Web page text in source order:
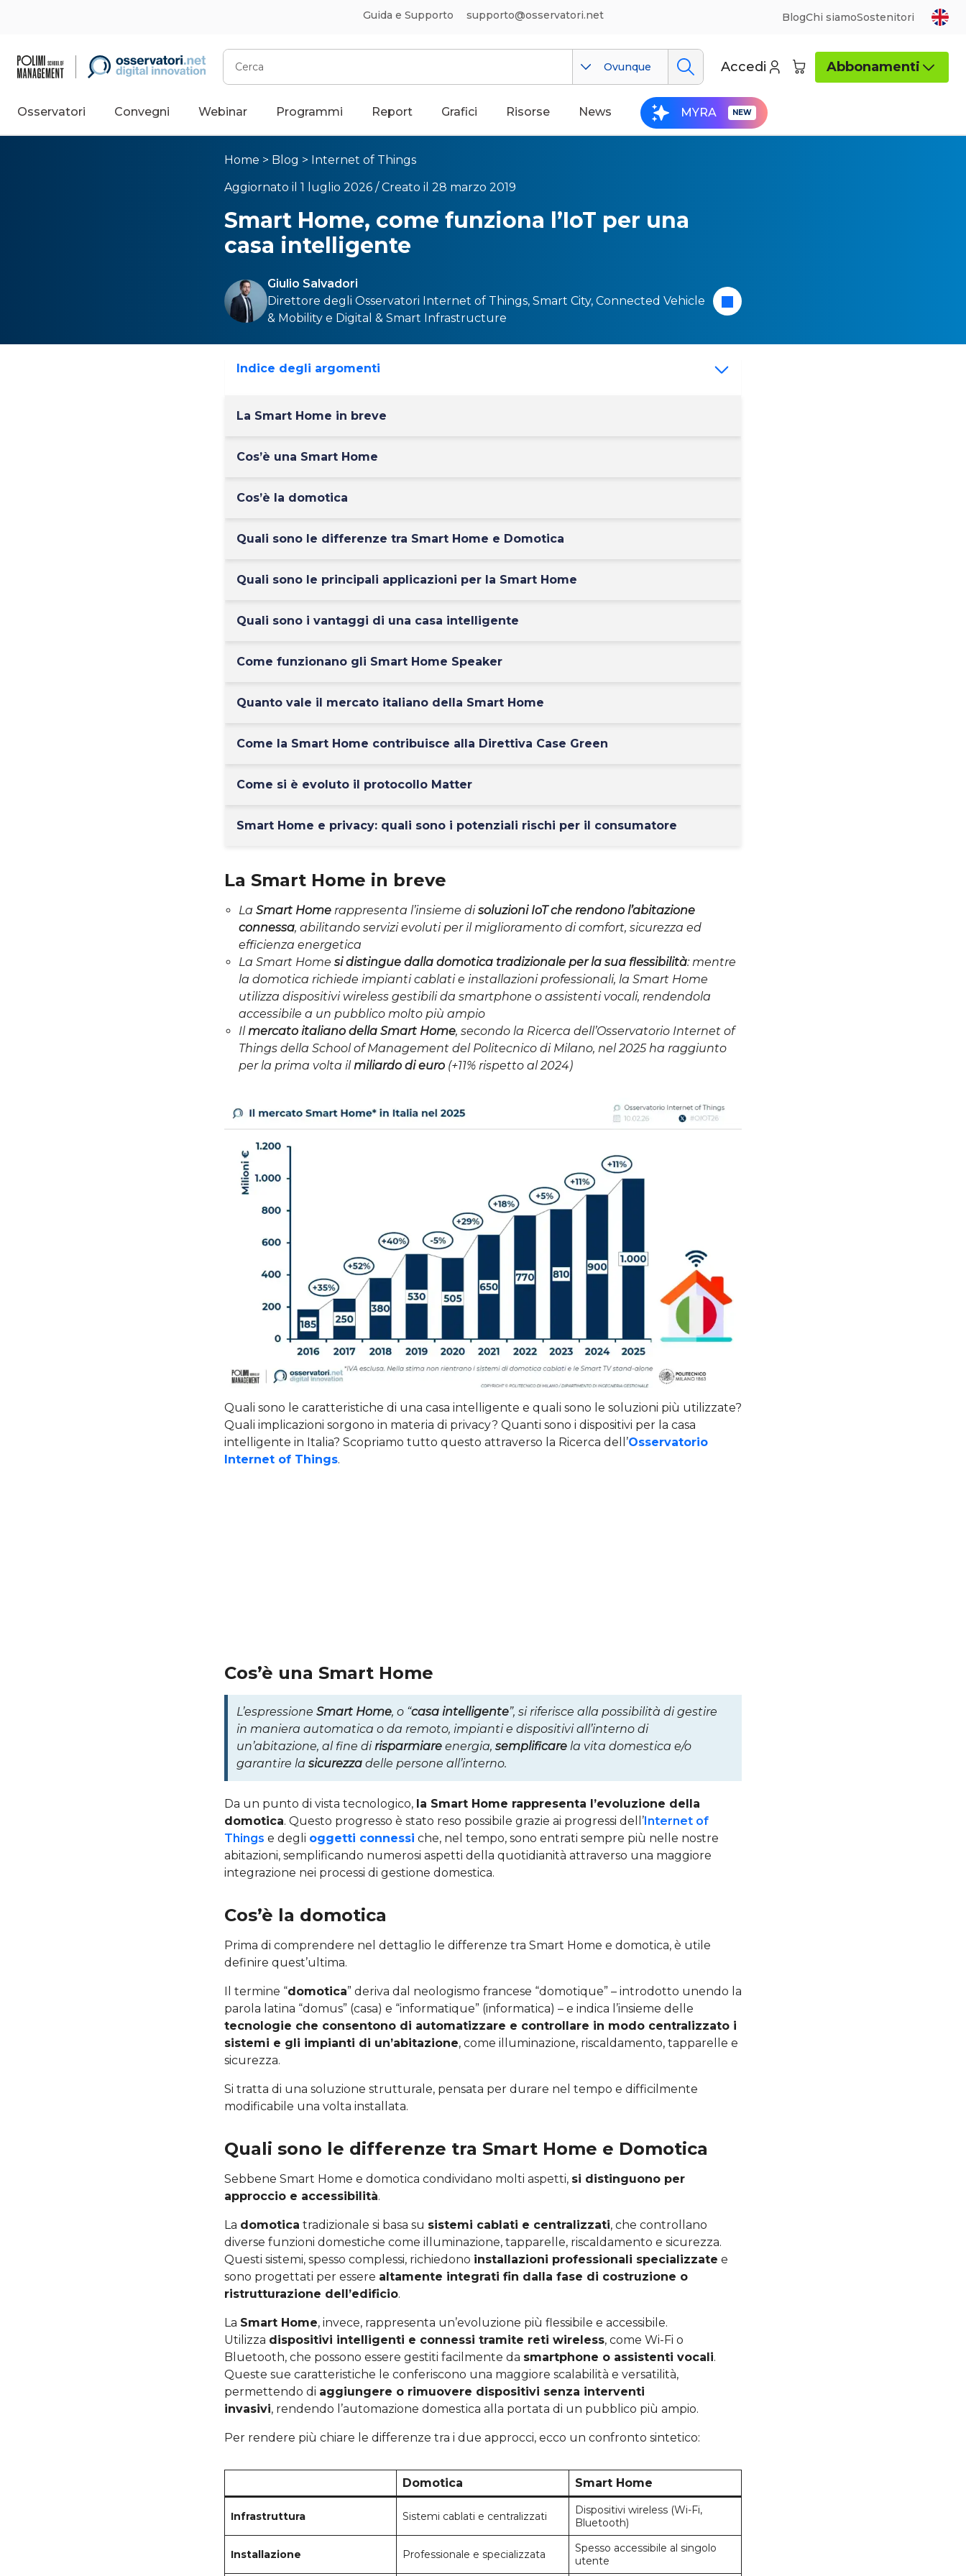
Guida e Supporto supporto@osservatori.net BlogChi siamoSostenitori
Cerca
Ovunque Accedi Abbonamenti
Osservatori Convegni Webinar Programmi Report Grafici Risorse News MYRA
Home > Blog > Internet of Things
Aggiornato il 1 luglio 2026 / Creato il 28 marzo 2019
Smart Home, come funziona l’IoT per una
casa intelligente
Giulio Salvadori
Direttore degli Osservatori Internet of Things, Smart City, Connected Vehicle
& Mobility e Digital & Smart Infrastructure
Indice degli argomenti
La Smart Home in breve
Cos’è una Smart Home
Cos’è la domotica
Quali sono le differenze tra Smart Home e Domotica
Quali sono le principali applicazioni per la Smart Home
Quali sono i vantaggi di una casa intelligente
Come funzionano gli Smart Home Speaker
Quanto vale il mercato italiano della Smart Home
Come la Smart Home contribuisce alla Direttiva Case Green
Come si è evoluto il protocollo Matter
Smart Home e privacy: quali sono i potenziali rischi per il consumatore
La Smart Home in breve
La Smart Home rappresenta l’insieme disoluzioni IoT che rendono l’abitazione
connessa, abilitando servizi evoluti per il miglioramento di comfort, sicurezza ed
efficienza energetica
La Smart Home si distingue dalla domotica tradizionale per la sua flessibilità: mentre
la domotica richiede impianti cablati e installazioni professionali, la Smart Home
utilizza dispositivi wireless gestibili da smartphone o assistenti vocali, rendendola
accessibile a un pubblico molto più ampio
Ilmercato italiano della Smart Home, secondo la Ricerca dell’Osservatorio Internet of
Things della School of Management del Politecnico di Milano, nel 2025 ha raggiunto
per la prima volta ilmiliardo di euro (+11% rispetto al 2024)
Quali sono le caratteristiche di una casa intelligente e quali sono le soluzioni più utilizzate?
Quali implicazioni sorgono in materia di privacy? Quanti sono i dispositivi per la casa
intelligente in Italia? Scopriamo tutto questo attraverso la Ricerca dell’Osservatorio
Internet of Things.
Cos’è una Smart Home
L’espressione Smart Home, o “casa intelligente”, si riferisce alla possibilità di gestire
in maniera automatica o da remoto, impianti e dispositivi all’interno di
un’abitazione, al fine di risparmiare energia, semplificare la vita domestica e/o
garantire la sicurezza delle persone all’interno.
Da un punto di vista tecnologico, la Smart Home rappresenta l’evoluzione della
domotica. Questo progresso è stato reso possibile grazie ai progressi dell’Internet of
Things e degli oggetti connessi che, nel tempo, sono entrati sempre più nelle nostre
abitazioni, semplificando numerosi aspetti della quotidianità attraverso una maggiore
integrazione nei processi di gestione domestica.
Cos’è la domotica
Prima di comprendere nel dettaglio le differenze tra Smart Home e domotica, è utile
definire quest’ultima.
Il termine “domotica” deriva dal neologismo francese “domotique” – introdotto unendo la
parola latina “domus” (casa) e “informatique” (informatica) – e indica l’insieme delle
tecnologie che consentono di automatizzare e controllare in modo centralizzato i
sistemi e gli impianti di un’abitazione, come illuminazione, riscaldamento, tapparelle e
sicurezza.
Si tratta di una soluzione strutturale, pensata per durare nel tempo e difficilmente
modificabile una volta installata.
Quali sono le differenze tra Smart Home e Domotica
Sebbene Smart Home e domotica condividano molti aspetti, si distinguono per
approccio e accessibilità.
La domotica tradizionale si basa su sistemi cablati e centralizzati, che controllano
diverse funzioni domestiche come illuminazione, tapparelle, riscaldamento e sicurezza.
Questi sistemi, spesso complessi, richiedono installazioni professionali specializzate e
sono progettati per essere altamente integrati fin dalla fase di costruzione o
ristrutturazione dell’edificio.
La Smart Home, invece, rappresenta un’evoluzione più flessibile e accessibile.
Utilizza dispositivi intelligenti e connessi tramite reti wireless, come Wi-Fi o
Bluetooth, che possono essere gestiti facilmente da smartphone o assistenti vocali.
Queste sue caratteristiche le conferiscono una maggiore scalabilità e versatilità,
permettendo di aggiungere o rimuovere dispositivi senza interventi
invasivi, rendendo l’automazione domestica alla portata di un pubblico più ampio.
Per rendere più chiare le differenze tra i due approcci, ecco un confronto sintetico:
Domotica Smart Home
Infrastruttura Sistemi cablati e centralizzati
Dispositivi wireless (Wi-Fi,
Bluetooth)
Installazione Professionale e specializzata
Spesso accessibile al singolo
utente